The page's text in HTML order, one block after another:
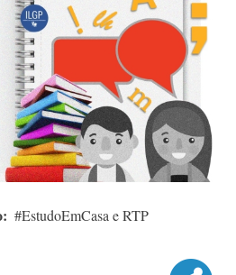
#EstudoEmCasa e RTP